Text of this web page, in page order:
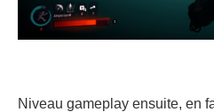
Niveau gameplay ensuite, en